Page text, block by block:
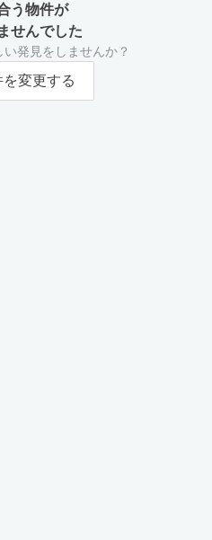
う物件が
せんでした
発見をしませんか？
変更する